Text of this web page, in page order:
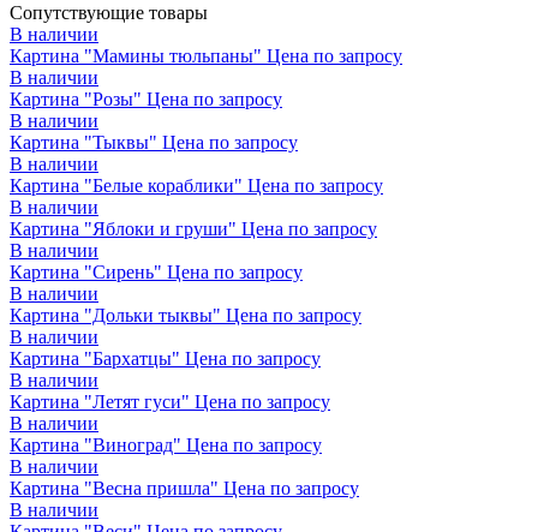
Сопутствующие товары
В наличии
Картина "Мамины тюльпаны" Цена по запросу
В наличии
Картина "Розы" Цена по запросу
В наличии
Картина "Тыквы" Цена по запросу
В наличии
Картина "Белые кораблики" Цена по запросу
В наличии
Картина "Яблоки и груши" Цена по запросу
В наличии
Картина "Сирень" Цена по запросу
В наличии
Картина "Дольки тыквы" Цена по запросу
В наличии
Картина "Бархатцы" Цена по запросу
В наличии
Картина "Летят гуси" Цена по запросу
В наличии
Картина "Виноград" Цена по запросу
В наличии
Картина "Весна пришла" Цена по запросу
В наличии